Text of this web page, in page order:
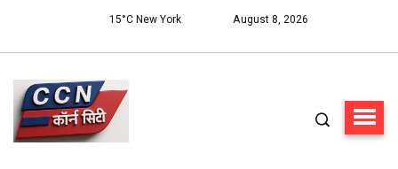
15°C New York August 8, 2026